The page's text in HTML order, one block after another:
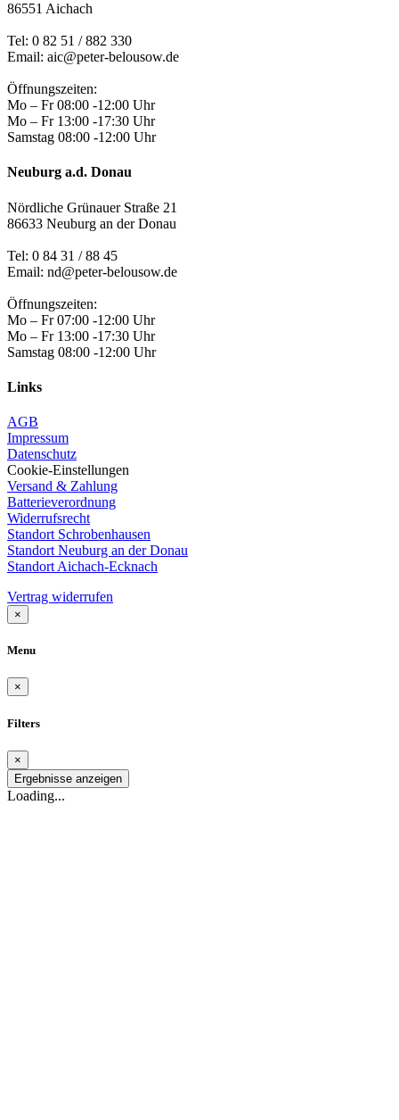
86551 Aichach
Tel: 0 82 51 / 882 330
Email: aic@peter-belousow.de
Öffnungszeiten:
Mo – Fr 08:00 -12:00 Uhr
Mo – Fr 13:00 -17:30 Uhr
Samstag 08:00 -12:00 Uhr
Neuburg a.d. Donau
Nördliche Grünauer Straße 21
86633 Neuburg an der Donau
Tel: 0 84 31 / 88 45
Email: nd@peter-belousow.de
Öffnungszeiten:
Mo – Fr 07:00 -12:00 Uhr
Mo – Fr 13:00 -17:30 Uhr
Samstag 08:00 -12:00 Uhr
Links
AGB
Impressum
Datenschutz
Cookie-Einstellungen
Versand & Zahlung
Batterieverordnung
Widerrufsrecht
Standort Schrobenhausen
Standort Neuburg an der Donau
Standort Aichach-Ecknach
Vertrag widerrufen
×
Menu
×
Filters
×
Ergebnisse anzeigen
Loading...